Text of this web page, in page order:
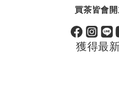
買茶皆會
獲得最